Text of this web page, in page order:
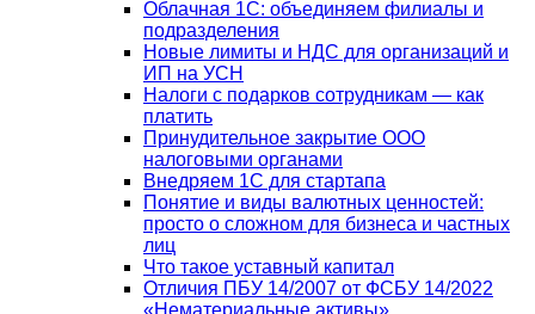
Облачная 1С: объединяем филиалы и
подразделения
Новые лимиты и НДС для организаций и
ИП на УСН
Налоги с подарков сотрудникам — как
платить
Принудительное закрытие ООО
налоговыми органами
Внедряем 1С для стартапа
Понятие и виды валютных ценностей:
просто о сложном для бизнеса и частных
лиц
Что такое уставный капитал
Отличия ПБУ 14/2007 от ФСБУ 14/2022
«Нематериальные активы»